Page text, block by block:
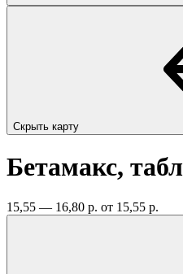
Скрыть карту
Бетамакс,
15,55 — 16,80 р. от 15,55 р.